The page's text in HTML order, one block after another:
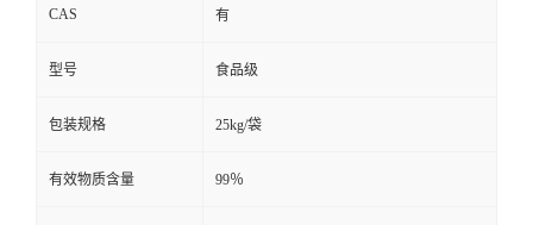
CAS 有
型号 食品级
包装规格 25kg/袋
有效物质含量 99％